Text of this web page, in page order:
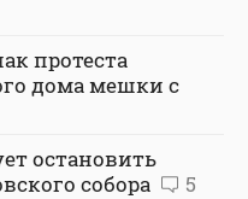
протеста
дома мешки с
остановить
собора
5